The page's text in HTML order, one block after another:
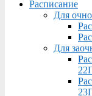
Расписание
Для
Для